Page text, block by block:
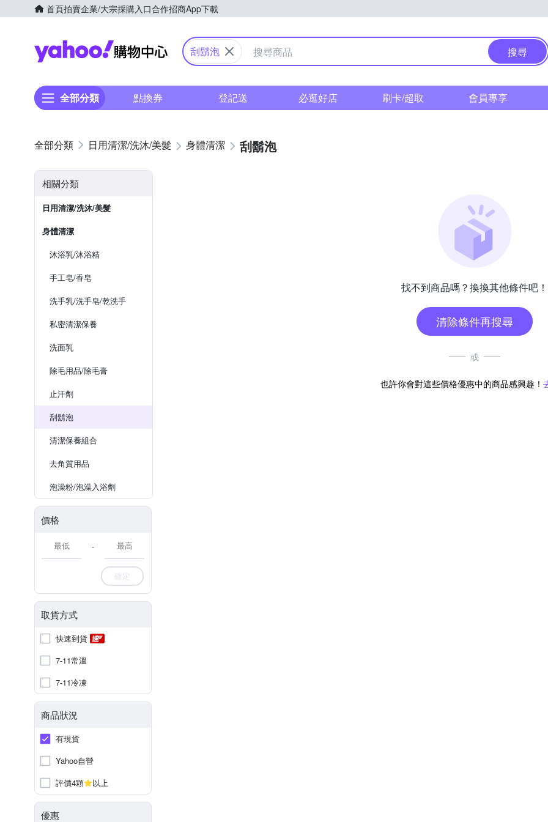
首頁拍賣企業/大宗採購入口合作招商App下載
Yahoo購物中心
刮鬍泡 搜尋
全部分類 點換券 登記送 必逛好店 刷卡/超取 會員專享
日用清潔/洗沐/美髮 身體清潔 刮鬍泡
相關分類
日用清潔/洗沐/美髮
身體清潔
沐浴乳/沐浴精
手工皂/香皂
洗手乳/洗手皂/乾洗手
私密清潔保養
洗面乳
除毛用品/除毛膏
止汗劑
刮鬍泡
清潔保養組合
去角質用品
泡澡粉/泡澡入浴劑
價格
-
確定
取貨方式
快速到貨
7-11常溫
7-11冷凍
商品狀況
有現貨
Yahoo自營
評價4顆
以上
優惠
找不到商品嗎？換換其他條件吧！
清除條件再搜尋
或
也許你會對這些價格優惠中的商品感興趣！